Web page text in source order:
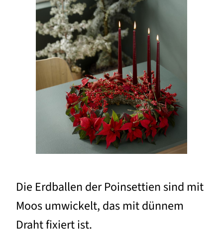
Die Erdballen der Poinsettien sind mit
Moos umwickelt, das mit dünnem
Draht fixiert ist.